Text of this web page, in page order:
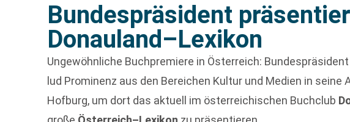
Bundespräsident
Donauland–Lexikon
Ungewöhnliche Buchpremiere in Österreich: Bundespräsident
lud Prominenz aus den Bereichen Kultur und Medien in seine
Hofburg, um dort das aktuell im österreichischen Buchclub